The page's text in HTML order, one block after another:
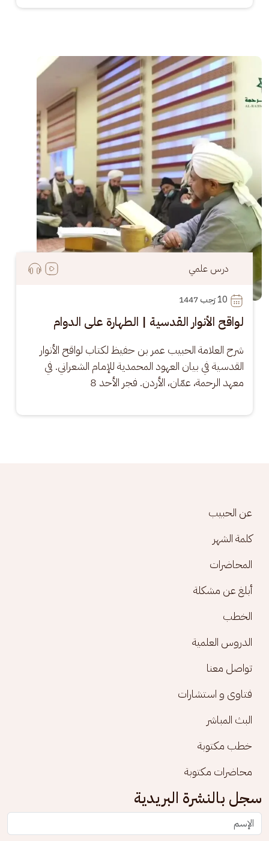
الصورة
درس علمي
10 رَجب 1447
لواقح الأنوار القدسية | الطهارة على الدوام
شرح العلامة الحبيب عمر بن حفيظ لكتاب لواقح الأنوار
القدسية في بيان العهود المحمدية للإمام الشعراني. في
معهد الرحمة، عمّان، الأردن. فجر الأحد 8
Footer menu
عن الحبيب
كلمة الشهر
المحاضرات
أبلغ عن مشكلة
الخطب
الدروس العلمية
تواصل معنا
فتاوى و استشارات
البث المباشر
خطب مكتوبة
محاضرات مكتوبة
سجل بالنشرة البريدية